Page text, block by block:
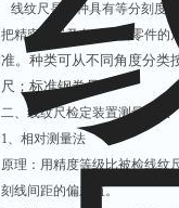
线纹尺是一种具有等分刻度
把精密仪器及各种精密零件的
准。 种类可从不同角度分类
尺； 标准钢卷尺。
二、线纹尺检定装置测量方法
1、相对测量法
原理：用精度等级比被检线纹
刻线间距的偏差值。